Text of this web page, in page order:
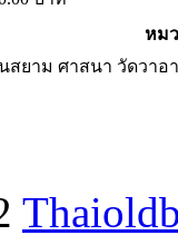
หม
สยาม ศาสนา วัดวาอ